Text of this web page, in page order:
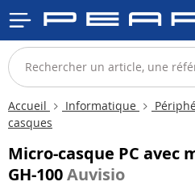
Accueil Informatique
casques
Micro-casque PC
GH-100Auvisio